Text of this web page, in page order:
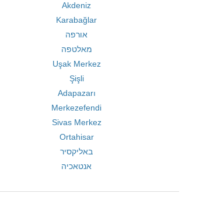
Akdeniz
Karabağlar
אורפה
מאלטפה
Uşak Merkez
Şişli
Adapazarı
Merkezefendi
Sivas Merkez
Ortahisar
באליקסיר
אנטאכיה